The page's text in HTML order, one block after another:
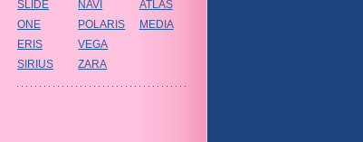
SLIDE
ONE
ERIS
SIRIUS
NAVI
POLARIS
VEGA
ZARA
ATLAS
MEDIA